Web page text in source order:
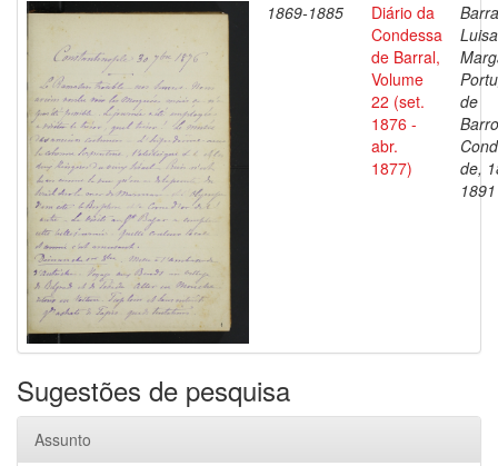
1869-1885
Diário da
Condessa
de Barral,
Volume
22 (set.
1876 -
abr.
1877)
Luisa
de
de,
1891
Sugestões de pesquisa
Assunto